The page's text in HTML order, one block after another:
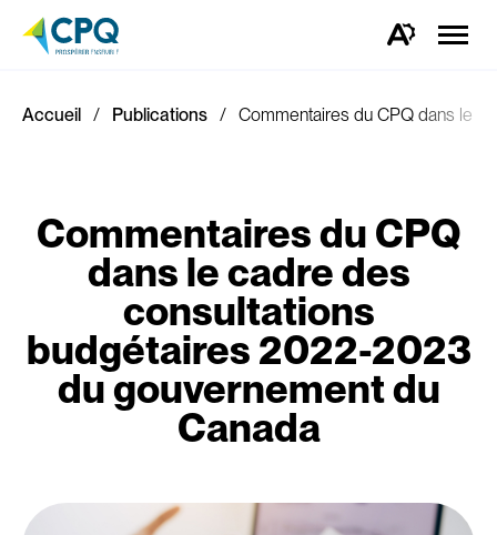
Ouvrez
d'accessibilité.
la
Accueil Publications Commentaires du CPQ dans le
Commentaires du CPQ
dans le cadre des
consultations
budgétaires 2022-2023
du gouvernement du
Canada